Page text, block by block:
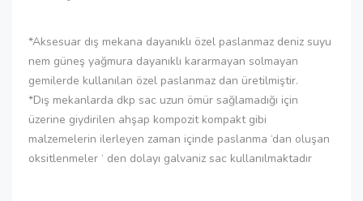
*Aksesuar dış mekana dayanıklı özel paslanmaz deniz suyu
nem güneş yağmura dayanıklı kararmayan solmayan
gemilerde kullanılan özel paslanmaz dan üretilmiştir.
*Dış mekanlarda dkp sac uzun ömür sağlamadığı için
üzerine giydirilen ahşap kompozit kompakt gibi
malzemelerin ilerleyen zaman içinde paslanma ‘dan oluşan
oksitlenmeler ‘ den dolayı galvaniz sac kullanılmaktadır